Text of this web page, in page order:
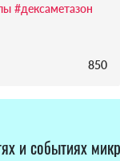
#дексаметазон
850
и событиях